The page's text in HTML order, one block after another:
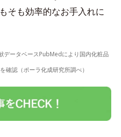
そも効率的なお手入れに
ータベースPubMedにより国内化粧品
確認（ポーラ化成研究所調べ）